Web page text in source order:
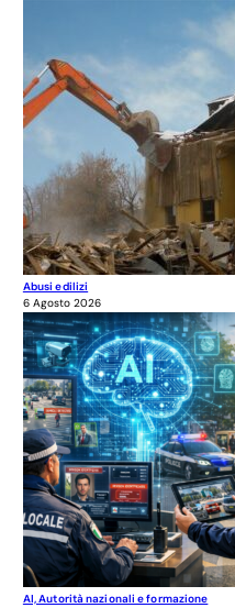
Abusi edilizi
6 Agosto 2026
AI, Autorità nazionali e formazione